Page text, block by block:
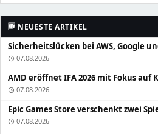
🆕 NEUESTE ARTIKEL
Sicherheitslücken bei AWS, Google
schedule 07.08.2026
AMD eröffnet IFA 2026 mit Fokus auf
schedule 07.08.2026
Epic Games Store verschenkt zwei
schedule 07.08.2026